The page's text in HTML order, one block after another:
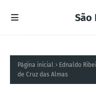
São
Página inicial
Ednaldo
de Cruz das Almas